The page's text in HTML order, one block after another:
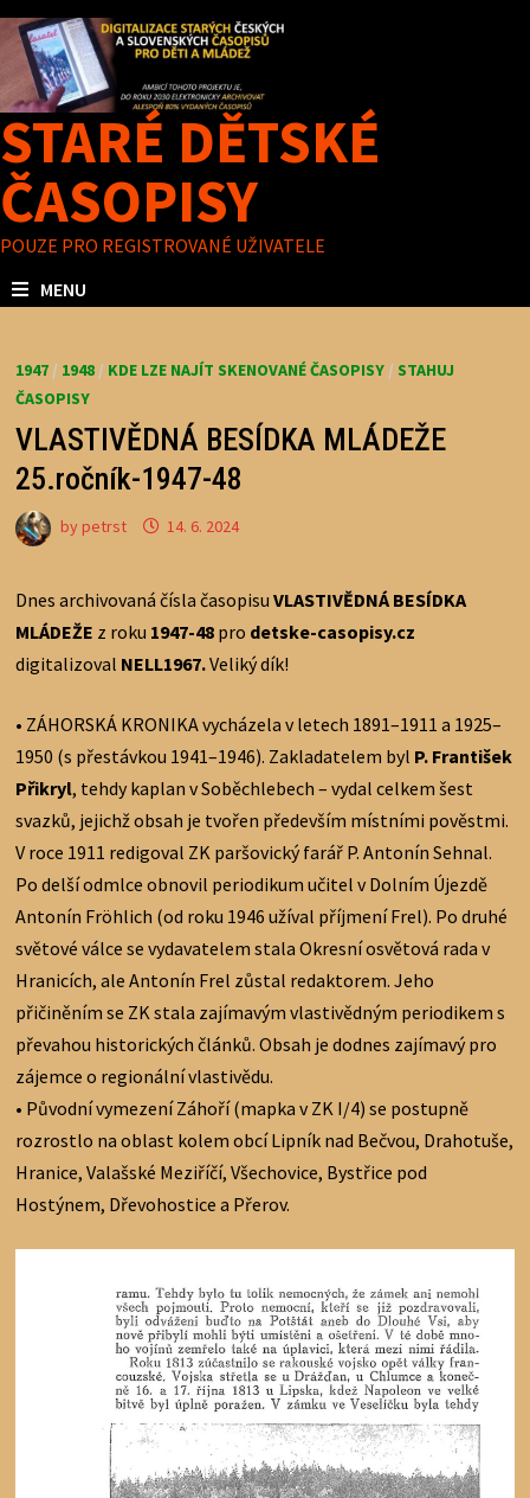
Skip
to
content
STARÉ DĚTSKÉ
ČASOPISY
POUZE PRO REGISTROVANÉ UŽIVATELE
MENU
1947/ 1948/ KDE LZE NAJÍT SKENOVANÉ ČASOPISY/ STAHUJ
ČASOPISY
VLASTIVĚDNÁ BESÍDKA MLÁDEŽE
25.ročník-1947-48
bypetrst 14. 6. 2024
Dnes archivovaná čísla časopisu VLASTIVĚDNÁ BESÍDKA
MLÁDEŽE z roku 1947-48pro detske-casopisy.cz
digitalizoval NELL1967.Veliký dík!
• ZÁHORSKÁ KRONIKA vycházela v letech 1891–1911 a 1925–
1950 (s přestávkou 1941–1946). Zakladatelem byl P. František
Přikryl, tehdy kaplan v Soběchlebech – vydal celkem šest
svazků, jejichž obsah je tvořen především místními pověstmi.
V roce 1911 redigoval ZK paršovický farář P. Antonín Sehnal.
Po delší odmlce obnovil periodikum učitel v Dolním Újezdě
Antonín Fröhlich (od roku 1946 užíval příjmení Frel). Po druhé
světové válce se vydavatelem stala Okresní osvětová rada v
Hranicích, ale Antonín Frel zůstal redaktorem. Jeho
přičiněním se ZK stala zajímavým vlastivědným periodikem s
převahou historických článků. Obsah je dodnes zajímavý pro
zájemce o regionální vlastivědu.
• Původní vymezení Záhoří (mapka v ZK I/4) se postupně
rozrostlo na oblast kolem obcí Lipník nad Bečvou, Drahotuše,
Hranice, Valašské Meziříčí, Všechovice, Bystřice pod
Hostýnem, Dřevohostice a Přerov.